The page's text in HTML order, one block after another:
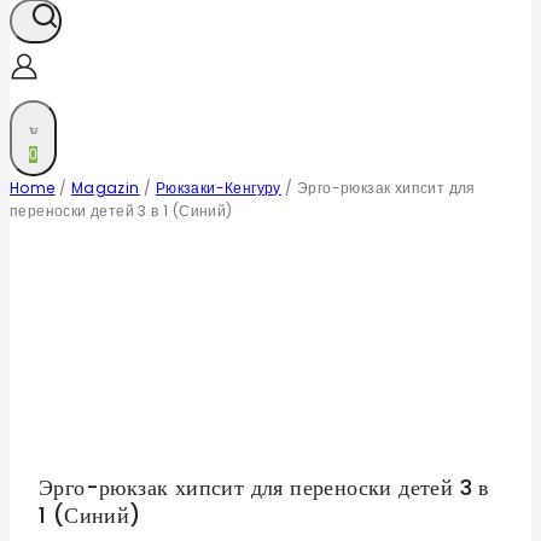
0
Home / Magazin / Рюкзаки-Кенгуру / Эрго-рюкзак хипсит для
переноски детей 3 в 1 (Синий)
Эрго-рюкзак хипсит для переноски детей 3 в
1 (Синий)